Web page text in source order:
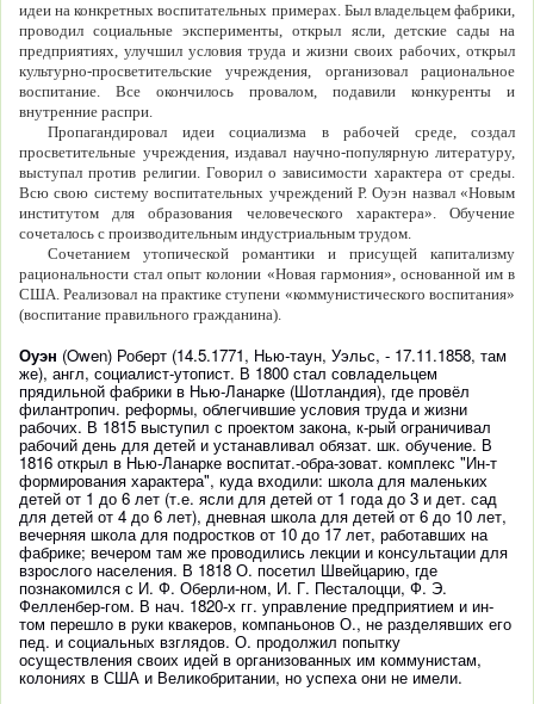
идеи на конкретных воспитательных примерах. Был владельцем фабрики,
проводил социальные эксперименты, открыл ясли, детские сады на
предприятиях, улучшил условия труда и жизни своих рабочих, открыл
культурно-просветительские учреждения, организовал рациональное
воспитание. Все окончилось провалом, подавили конкуренты и
внутренние распри.
Пропагандировал идеи социализма в рабочей среде, создал
просветительные учреждения, издавал научно-популярную литературу,
выступал против религии. Говорил о зависимости характера от среды.
Всю свою систему воспитательных учреждений Р. Оуэн назвал «Новым
институтом для образования человеческого характера». Обучение
сочеталось с производительным индустриальным трудом.
Сочетанием утопической романтики и присущей капитализму
рациональности стал опыт колонии «Новая гармония», основанной им в
США. Реализовал на практике ступени «коммунистического воспитания»
(воспитание правильного гражданина).
Оуэн (Owen) Роберт (14.5.1771, Нью-таун, Уэльс, - 17.11.1858, там
же), англ, социалист-утопист. В 1800 стал совладельцем
прядильной фабрики в Нью-Ланарке (Шотландия), где провёл
филантропич. реформы, облегчившие условия труда и жизни
рабочих. В 1815 выступил с проектом закона, к-рый ограничивал
рабочий день для детей и устанавливал обязат. шк. обучение. В
1816 открыл в Нью-Ланарке воспитат.-обра-зоват. комплекс "Ин-т
формирования характера", куда входили: школа для маленьких
детей от 1 до 6 лет (т.е. ясли для детей от 1 года до 3 и дет. сад
для детей от 4 до 6 лет), дневная школа для детей от 6 до 10 лет,
вечерняя школа для подростков от 10 до 17 лет, работавших на
фабрике; вечером там же проводились лекции и консультации для
взрослого населения. В 1818 О. посетил Швейцарию, где
познакомился с И. Ф. Оберли-ном, И. Г. Песталоцци, Ф. Э.
Фелленбер-гом. В нач. 1820-х гг. управление предприятием и ин-
том перешло в руки квакеров, компаньонов О., не разделявших его
пед. и социальных взглядов. О. продолжил попытку
осуществления своих идей в организованных им коммунистам,
колониях в США и Великобритании, но успеха они не имели.